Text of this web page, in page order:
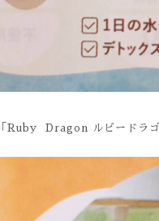
「Ruby Dragon ルビード